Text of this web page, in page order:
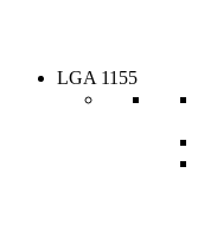
LGA 1155